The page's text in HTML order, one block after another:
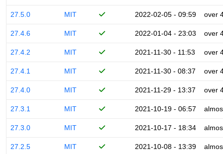
27.5.0 MIT 2022-02-05 - 09:59 over
27.4.6 MIT 2022-01-04 - 23:03 over
27.4.2 MIT 2021-11-30 - 11:53 over
27.4.1 MIT 2021-11-30 - 08:37 over
27.4.0 MIT 2021-11-29 - 13:37 over
27.3.1 MIT 2021-10-19 - 06:57
27.3.0 MIT 2021-10-17 - 18:34
27.2.5 MIT 2021-10-08 - 13:39